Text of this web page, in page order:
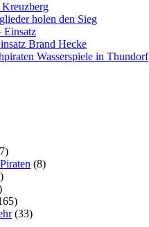
holen den Sieg
Brand Hecke
Wasserspiele in Thundorf
(8)
(33)